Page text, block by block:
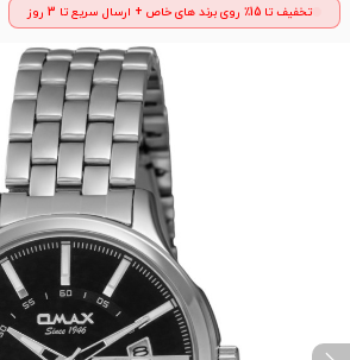
تخفیف تا 15٪ روی برند های خاص + ارسال سریع تا 3 روز